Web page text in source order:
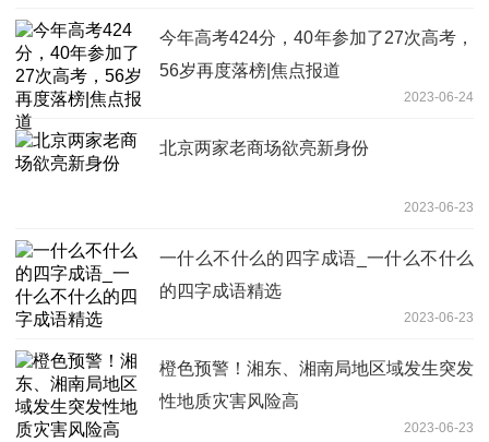
今年高考424分，40年参加了27次高考，
56岁再度落榜|焦点报道
2023-06-24
北京两家老商场欲亮新身份
2023-06-23
一什么不什么的四字成语_一什么不什么
的四字成语精选
2023-06-23
橙色预警！湘东、湘南局地区域发生突发
性地质灾害风险高
2023-06-23